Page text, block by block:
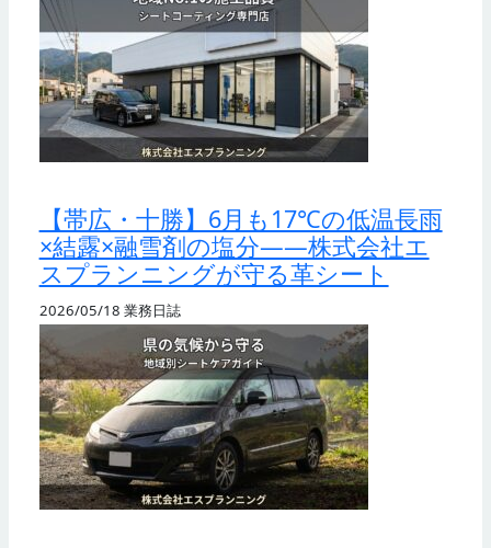
【帯広・十勝】6月も17℃の低温長雨
×結露×融雪剤の塩分——株式会社エ
スプランニングが守る革シート
2026/05/18 業務日誌